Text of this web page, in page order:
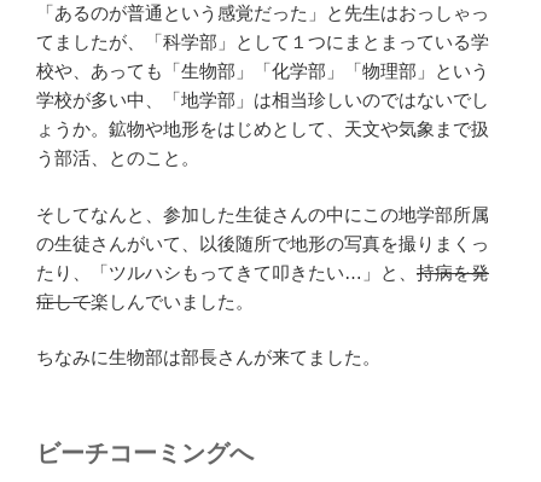
「あるのが普通という感覚だった」と先生はおっしゃっ
てましたが、「科学部」として１つにまとまっている学
校や、あっても「生物部」「化学部」「物理部」という
学校が多い中、「地学部」は相当珍しいのではないでし
ょうか。鉱物や地形をはじめとして、天文や気象まで扱
う部活、とのこと。
そしてなんと、参加した生徒さんの中にこの地学部所属
の生徒さんがいて、以後随所で地形の写真を撮りまくっ
たり、「ツルハシもってきて叩きたい…」と、 持病を発
症して楽しんでいました。
ちなみに生物部は部長さんが来てました。
ビーチコーミングへ